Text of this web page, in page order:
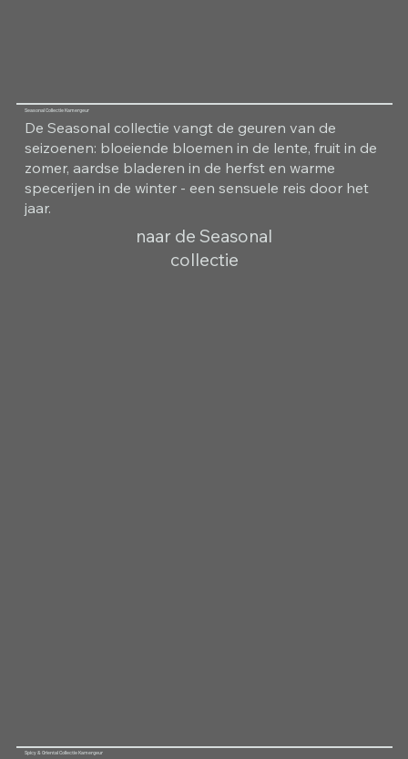
Seasonal Collectie Kamergeur
De Seasonal collectie vangt de geuren van de
seizoenen: bloeiende bloemen in de lente, fruit in de
zomer, aardse bladeren in de herfst en warme
specerijen in de winter - een sensuele reis door het
jaar.
naar de Seasonal
collectie
Spicy & Oriental Collectie Kamergeur